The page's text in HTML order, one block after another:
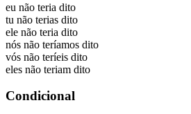
eu não teria dito
tu não terias dito
ele não teria dito
nós não teríamos dito
vós não teríeis dito
eles não teriam dito
Condicional